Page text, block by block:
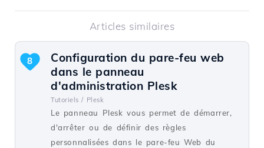
Articles similaires
Configuration du pare-feu web
dans le panneau
d'administration Plesk
Tutoriels / Plesk
Le panneau Plesk vous permet de démarrer,
d'arrêter ou de définir des règles
personnalisées dans le pare-feu Web du
8